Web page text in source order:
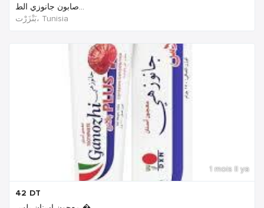
صابون جانوزي الط...
بَنْزَرْت‎، Tunisia
1 mois Il ya
42 DT